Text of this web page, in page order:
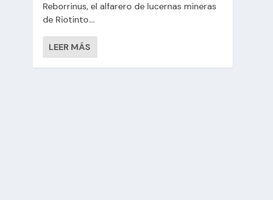
Reborrinus, el alfarero de lucernas mineras
de Riotinto....
LEER MÁS